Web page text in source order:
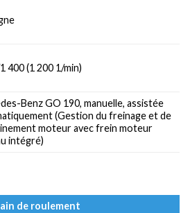
400 (1 200 1/min)
Benz GO 190, manuelle, assistée
(Gestion du freinage et de
moteur avec frein moteur
intégré)
de roulement